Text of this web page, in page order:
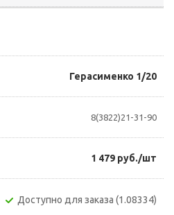
Герасименко 1/20
8(3822)21-31-90
1 479 руб./шт
Доступно для заказа (1.08334)